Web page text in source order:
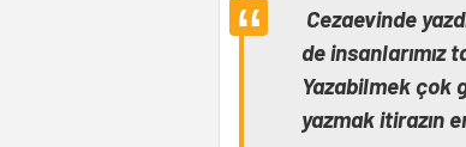
Cezaevinde
de insanlarımız
Yazabilmek çok
yazmak itirazın